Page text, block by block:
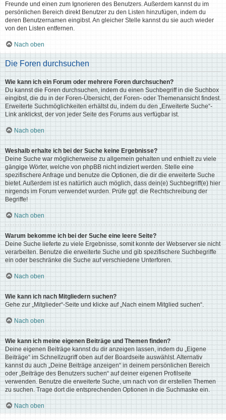
Freunde und einen zum Ignorieren des Benutzers. Außerdem kannst du im
persönlichen Bereich direkt Benutzer zu den Listen hinzufügen, indem du
deren Benutzernamen eingibst. An gleicher Stelle kannst du sie auch wieder
von den Listen entfernen.
Nach oben
Die Foren durchsuchen
Wie kann ich ein Forum oder mehrere Foren durchsuchen?
Du kannst die Foren durchsuchen, indem du einen Suchbegriff in die Suchbox
eingibst, die du in der Foren-Übersicht, der Foren- oder Themenansicht findest.
Erweiterte Suchmöglichkeiten erhältst du, indem du den „Erweiterte Suche“-
Link anklickst, der von jeder Seite des Forums aus verfügbar ist.
Nach oben
Weshalb erhalte ich bei der Suche keine Ergebnisse?
Deine Suche war möglicherweise zu allgemein gehalten und enthielt zu viele
gängige Wörter, welche von phpBB nicht indiziert werden. Stelle eine
spezifischere Anfrage und benutze die Optionen, die dir die erweiterte Suche
bietet. Außerdem ist es natürlich auch möglich, dass dein(e) Suchbegriff(e) hier
nirgends im Forum verwendet wurden. Prüfe ggf. die Rechtschreibung der
Begriffe!
Nach oben
Warum bekomme ich bei der Suche eine leere Seite?
Deine Suche lieferte zu viele Ergebnisse, somit konnte der Webserver sie nicht
verarbeiten. Benutze die erweiterte Suche und gib spezifischere Suchbegriffe
ein oder beschränke die Suche auf verschiedene Unterforen.
Nach oben
Wie kann ich nach Mitgliedern suchen?
Gehe zur „Mitglieder“-Seite und klicke auf „Nach einem Mitglied suchen“.
Nach oben
Wie kann ich meine eigenen Beiträge und Themen finden?
Deine eigenen Beiträge kannst du dir anzeigen lassen, indem du „Eigene
Beiträge“ im Schnellzugriff oben auf der Boardseite auswählst. Alternativ
kannst du auch „Deine Beiträge anzeigen“ in deinem persönlichen Bereich
oder „Beiträge des Benutzers suchen“ auf deiner eigenen Profilseite
verwenden. Benutze die erweiterte Suche, um nach von dir erstellen Themen
zu suchen. Trage dort die entsprechenden Optionen in die Suchmaske ein.
Nach oben